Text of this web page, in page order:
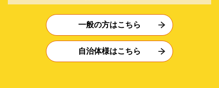
一般の方はこちら
自治体様はこちら